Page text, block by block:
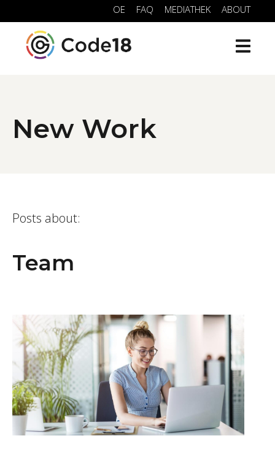
ABOUT
MEDIATHEK
FAQ
OE
New Work
Posts about:
Team